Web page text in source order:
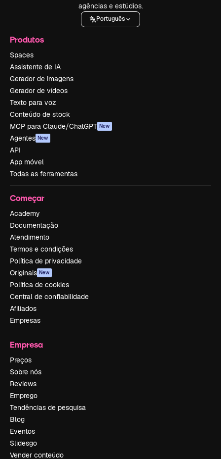
agências e estúdios.
Português
Produtos
Spaces
Assistente de IA
Gerador de imagens
Gerador de vídeos
Texto para voz
Conteúdo de stock
MCP para Claude/ChatGPT New
Agentes New
API
App móvel
Todas as ferramentas
Começar
Academy
Documentação
Atendimento
Termos e condições
Política de privacidade
Originais New
Política de cookies
Central de confiabilidade
Afiliados
Empresas
Empresa
Preços
Sobre nós
Reviews
Emprego
Tendências de pesquisa
Blog
Eventos
Slidesgo
Vender conteúdo